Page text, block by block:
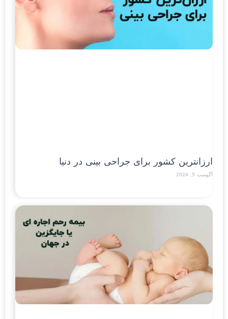
ارزان‎ترین کشور برای جراحی بینی در دنیا
آگوست 5, 2024